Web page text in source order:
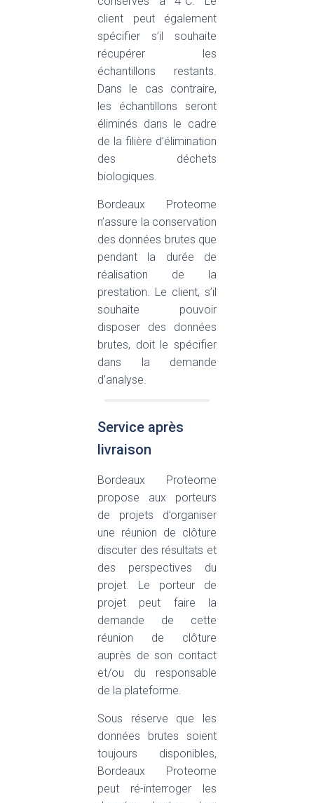
client peut également
spécifier s’il souhaite
récupérer les
échantillons restants.
Dans le cas contraire,
les échantillons seront
éliminés dans le cadre
de la filière d’élimination
des déchets
biologiques.
Bordeaux Proteome
n’assure la conservation
des données brutes que
pendant la durée de
réalisation de la
prestation. Le client, s’il
souhaite pouvoir
disposer des données
brutes, doit le spécifier
dans la demande
d’analyse.
Service après
livraison
Bordeaux Proteome
propose aux porteurs
de projets d’organiser
une réunion de clôture
discuter des résultats et
des perspectives du
projet. Le porteur de
projet peut faire la
demande de cette
réunion de clôture
auprès de son contact
et/ou du responsable
de la plateforme.
Sous réserve que les
données brutes soient
toujours disponibles,
Bordeaux Proteome
peut ré-interroger les